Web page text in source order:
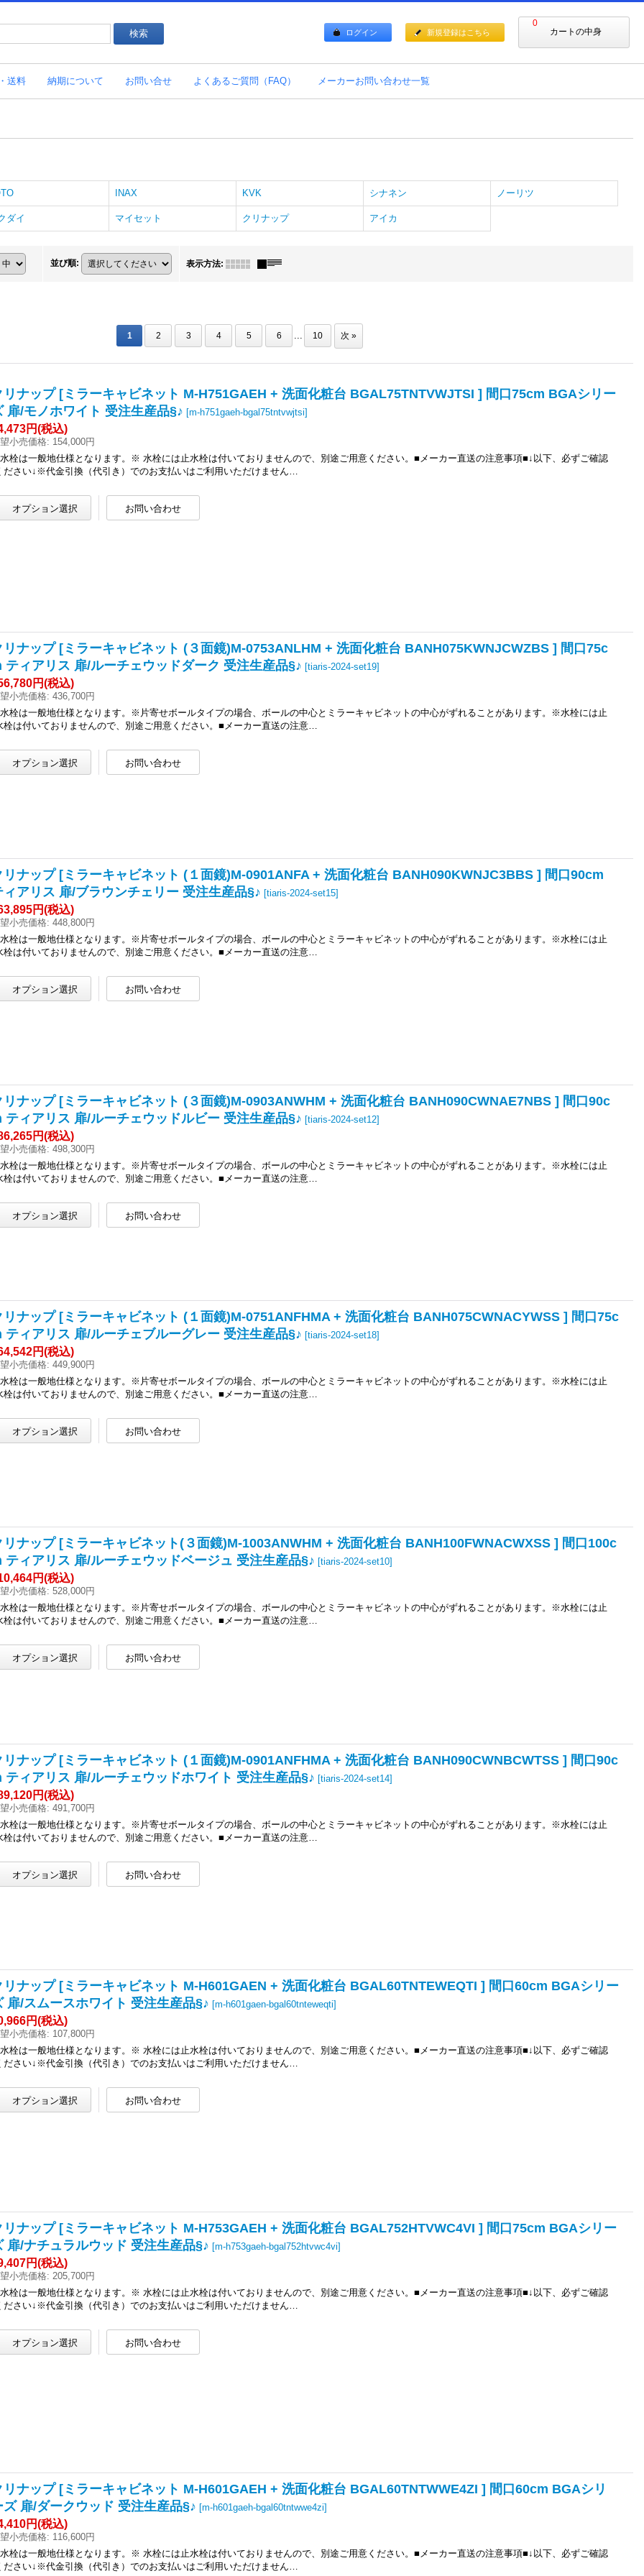
0
カートの中身
ログイン 新規登録はこちら
送料 納期について お問い合せ よくあるご質問（FAQ） メーカーお問い合わせ一覧
INAX KVK シナネン ノーリツ
ダイ マイセット クリナップ アイカ
並び順: 表示方法:
1 2 3 4 5 6 ... 10 次 »
リナップ [ミラーキャビネット M-H751GAEH + 洗面化粧台 BGAL75TNTVWJTSI ] 間口75cm BGAシリー
扉/モノホワイト 受注生産品§♪ [m-h751gaeh-bgal75tntvwjtsi]
円(税込)
小売価格: 154,000円
栓は一般地仕様となります。※ 水栓には止水栓は付いておりませんので、別途ご用意ください。■メーカー直送の注意事項■↓以下、必ずご確認
ださい↓※代金引換（代引き）でのお支払いはご利用いただけません…
リナップ [ミラーキャビネット (３面鏡)M-0753ANLHM + 洗面化粧台 BANH075KWNJCWZBS ] 間口75c
ティアリス 扉/ルーチェウッドダーク 受注生産品§♪ [tiaris-2024-set19]
円(税込)
小売価格: 436,700円
栓は一般地仕様となります。※片寄せボールタイプの場合、ボールの中心とミラーキャビネットの中心がずれることがあります。※水栓には止
栓は付いておりませんので、別途ご用意ください。■メーカー直送の注意…
リナップ [ミラーキャビネット (１面鏡)M-0901ANFA + 洗面化粧台 BANH090KWNJC3BBS ] 間口90cm
ィアリス 扉/ブラウンチェリー 受注生産品§♪ [tiaris-2024-set15]
円(税込)
小売価格: 448,800円
栓は一般地仕様となります。※片寄せボールタイプの場合、ボールの中心とミラーキャビネットの中心がずれることがあります。※水栓には止
栓は付いておりませんので、別途ご用意ください。■メーカー直送の注意…
リナップ [ミラーキャビネット (３面鏡)M-0903ANWHM + 洗面化粧台 BANH090CWNAE7NBS ] 間口90c
ティアリス 扉/ルーチェウッドルビー 受注生産品§♪ [tiaris-2024-set12]
円(税込)
小売価格: 498,300円
栓は一般地仕様となります。※片寄せボールタイプの場合、ボールの中心とミラーキャビネットの中心がずれることがあります。※水栓には止
栓は付いておりませんので、別途ご用意ください。■メーカー直送の注意…
リナップ [ミラーキャビネット (１面鏡)M-0751ANFHMA + 洗面化粧台 BANH075CWNACYWSS ] 間口75c
ティアリス 扉/ルーチェブルーグレー 受注生産品§♪ [tiaris-2024-set18]
円(税込)
小売価格: 449,900円
栓は一般地仕様となります。※片寄せボールタイプの場合、ボールの中心とミラーキャビネットの中心がずれることがあります。※水栓には止
栓は付いておりませんので、別途ご用意ください。■メーカー直送の注意…
リナップ [ミラーキャビネット(３面鏡)M-1003ANWHM + 洗面化粧台 BANH100FWNACWXSS ] 間口100c
ティアリス 扉/ルーチェウッドベージュ 受注生産品§♪ [tiaris-2024-set10]
円(税込)
小売価格: 528,000円
栓は一般地仕様となります。※片寄せボールタイプの場合、ボールの中心とミラーキャビネットの中心がずれることがあります。※水栓には止
栓は付いておりませんので、別途ご用意ください。■メーカー直送の注意…
リナップ [ミラーキャビネット (１面鏡)M-0901ANFHMA + 洗面化粧台 BANH090CWNBCWTSS ] 間口90c
ティアリス 扉/ルーチェウッドホワイト 受注生産品§♪ [tiaris-2024-set14]
円(税込)
小売価格: 491,700円
栓は一般地仕様となります。※片寄せボールタイプの場合、ボールの中心とミラーキャビネットの中心がずれることがあります。※水栓には止
栓は付いておりませんので、別途ご用意ください。■メーカー直送の注意…
リナップ [ミラーキャビネット M-H601GAEN + 洗面化粧台 BGAL60TNTEWEQTI ] 間口60cm BGAシリー
扉/スムースホワイト 受注生産品§♪ [m-h601gaen-bgal60tnteweqti]
円(税込)
小売価格: 107,800円
栓は一般地仕様となります。※ 水栓には止水栓は付いておりませんので、別途ご用意ください。■メーカー直送の注意事項■↓以下、必ずご確認
ださい↓※代金引換（代引き）でのお支払いはご利用いただけません…
リナップ [ミラーキャビネット M-H753GAEH + 洗面化粧台 BGAL752HTVWC4VI ] 間口75cm BGAシリー
扉/ナチュラルウッド 受注生産品§♪ [m-h753gaeh-bgal752htvwc4vi]
円(税込)
小売価格: 205,700円
栓は一般地仕様となります。※ 水栓には止水栓は付いておりませんので、別途ご用意ください。■メーカー直送の注意事項■↓以下、必ずご確認
ださい↓※代金引換（代引き）でのお支払いはご利用いただけません…
リナップ [ミラーキャビネット M-H601GAEH + 洗面化粧台 BGAL60TNTWWE4ZI ] 間口60cm BGAシリ
ズ 扉/ダークウッド 受注生産品§♪ [m-h601gaeh-bgal60tntwwe4zi]
円(税込)
小売価格: 116,600円
栓は一般地仕様となります。※ 水栓には止水栓は付いておりませんので、別途ご用意ください。■メーカー直送の注意事項■↓以下、必ずご確認
ださい↓※代金引換（代引き）でのお支払いはご利用いただけません…